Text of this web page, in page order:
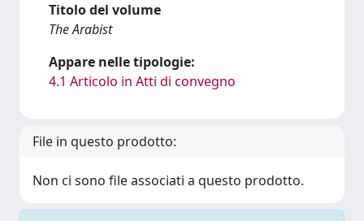
Titolo del volume
The Arabist
Appare nelle tipologie:
4.1 Articolo in Atti di convegno
File in questo prodotto:
Non ci sono file associati a questo prodotto.